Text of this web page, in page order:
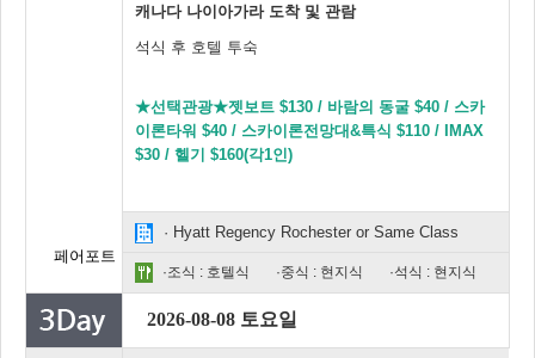
페어포트
캐나다 나이아가라 도착 및 관람
석식 후 호텔 투숙
★선택관광★젯보트 $130 / 바람의 동굴 $40 / 스카
이론타워 $40 / 스카이론전망대&특식 $110 / IMAX
$30 / 헬기 $160(각1인)
· Hyatt Regency Rochester or Same Class
·조식 : 호텔식 ·중식 : 현지식 ·석식 : 현지식
2026-08-08 토요일